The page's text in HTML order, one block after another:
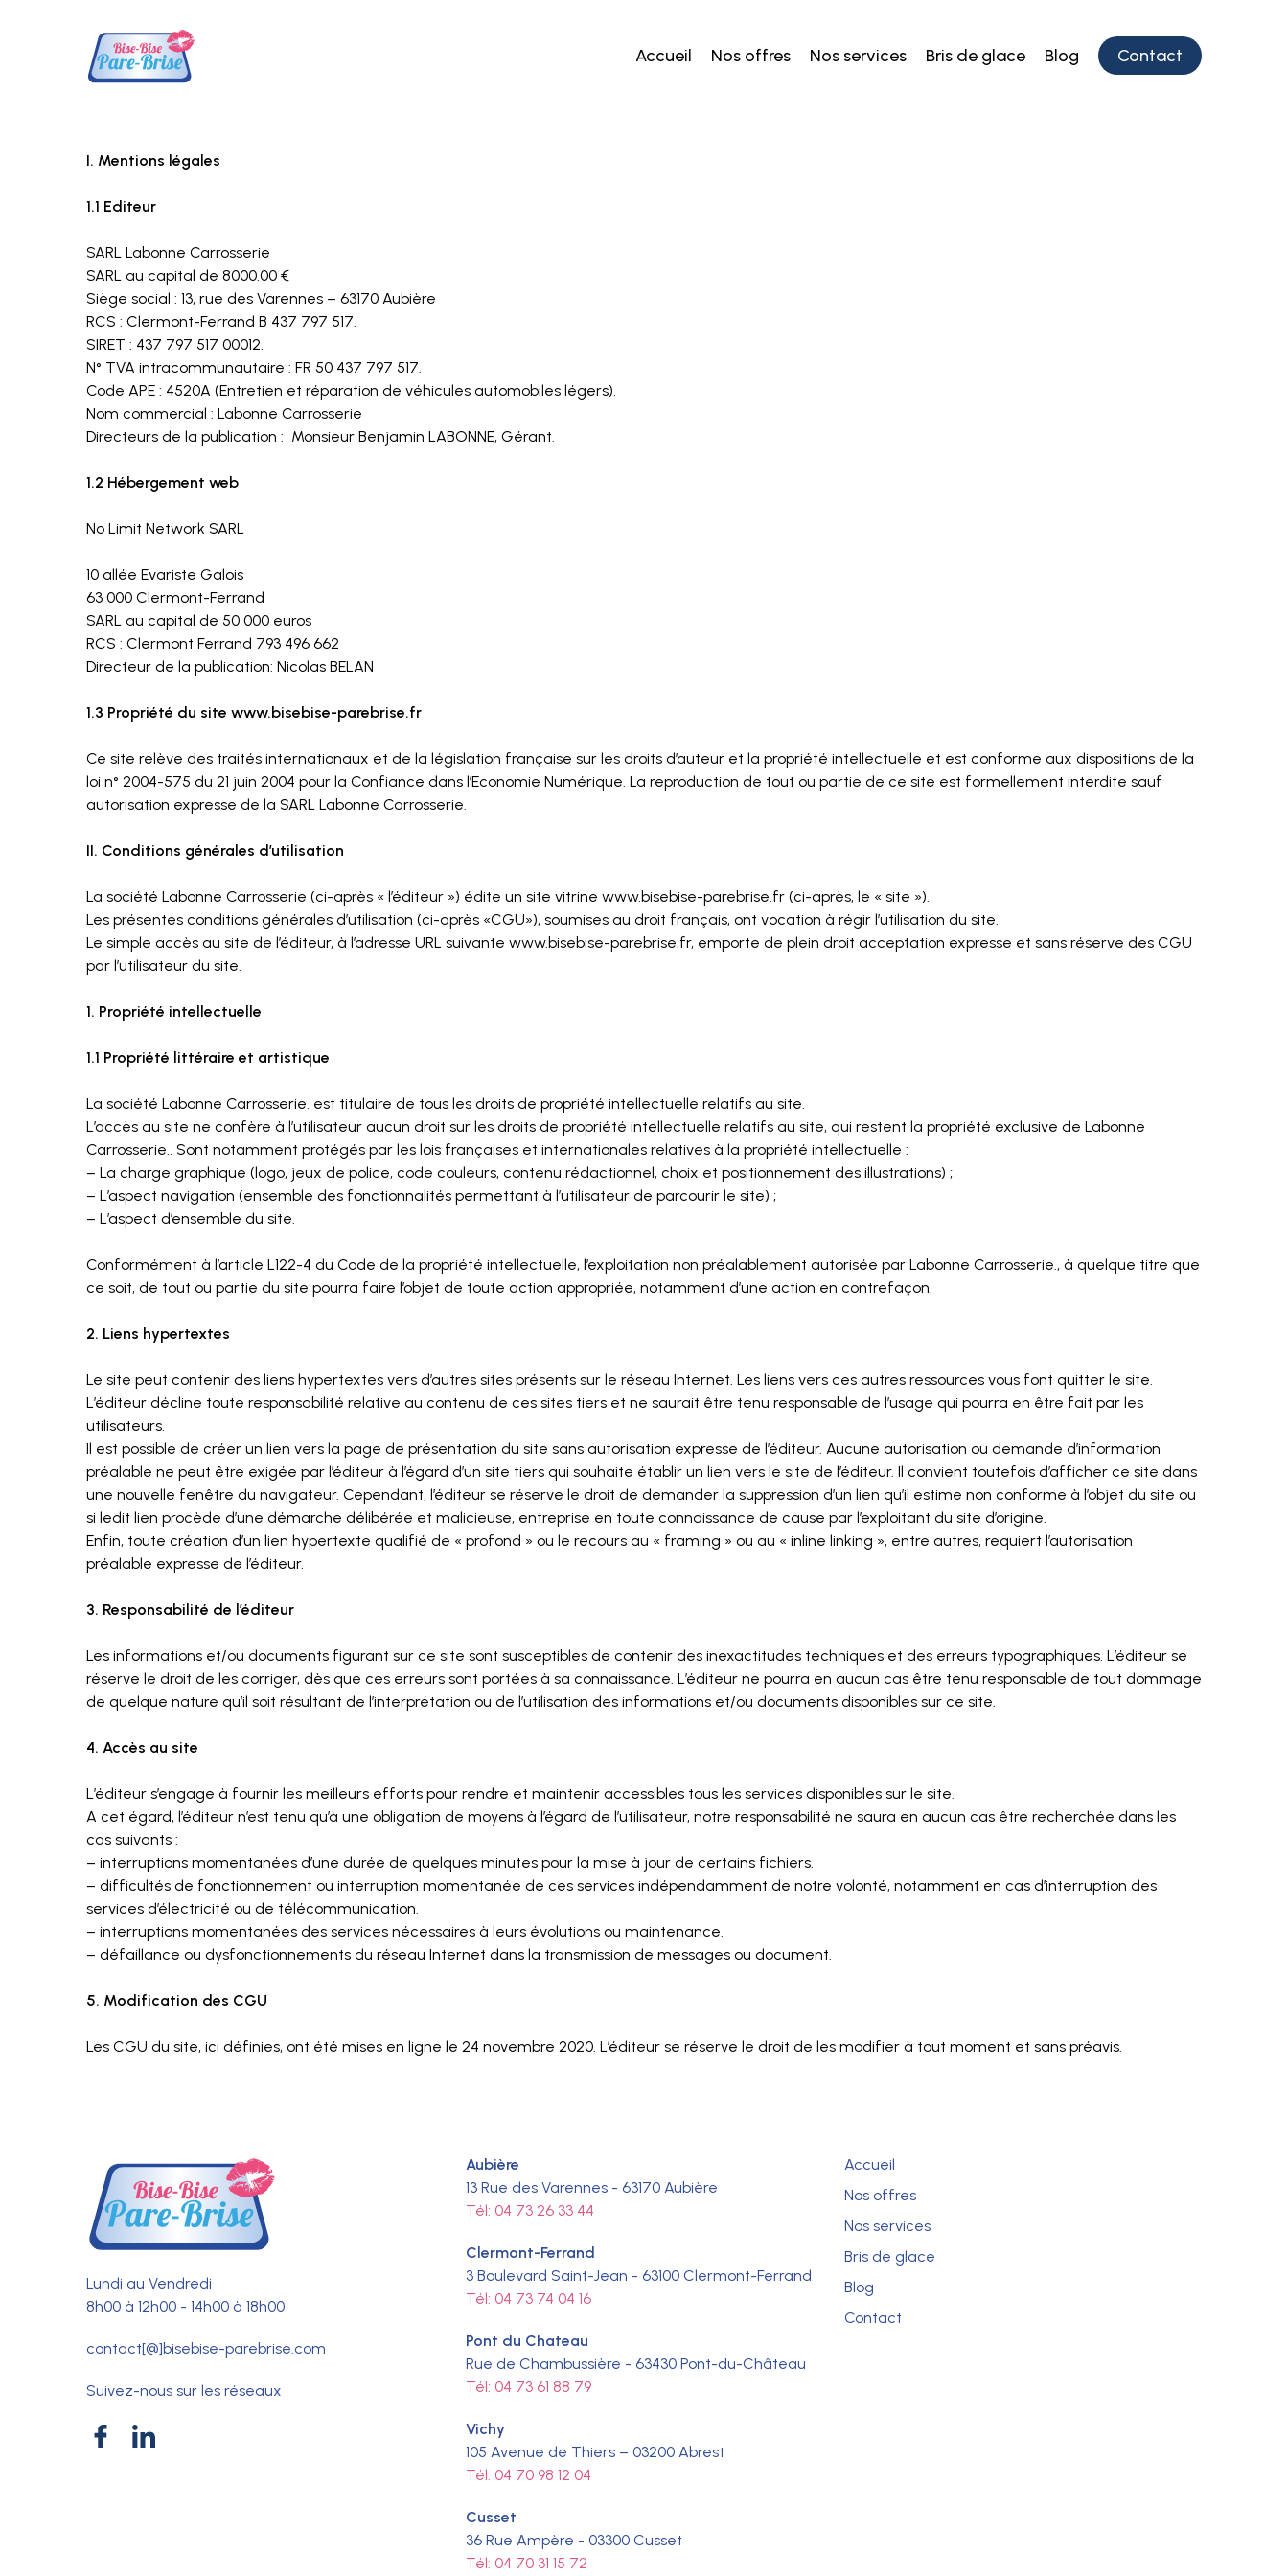
Accueil Nos offres Nos services Bris de glace Blog Contact
I. Mentions légales
1.1 Editeur
SARL Labonne Carrosserie
SARL au capital de 8000.00 €
Siège social : 13, rue des Varennes – 63170 Aubière
RCS : Clermont-Ferrand B 437 797 517.
SIRET : 437 797 517 00012.
N° TVA intracommunautaire : FR 50 437 797 517.
Code APE : 4520A (Entretien et réparation de véhicules automobiles légers).
Nom commercial : Labonne Carrosserie
Directeurs de la publication : Monsieur Benjamin LABONNE, Gérant.
1.2 Hébergement web
No Limit Network SARL
10 allée Evariste Galois
63 000 Clermont-Ferrand
SARL au capital de 50 000 euros
RCS : Clermont Ferrand 793 496 662
Directeur de la publication: Nicolas BELAN
1.3 Propriété du site www.bisebise-parebrise.fr
Ce site relève des traités internationaux et de la législation française sur les droits d’auteur et la propriété intellectuelle et est conforme aux dispositions de la
loi n° 2004-575 du 21 juin 2004 pour la Confiance dans l’Economie Numérique. La reproduction de tout ou partie de ce site est formellement interdite sauf
autorisation expresse de la SARL Labonne Carrosserie.
II. Conditions générales d’utilisation
La société Labonne Carrosserie (ci-après « l’éditeur ») édite un site vitrine www.bisebise-parebrise.fr (ci-après, le « site »).
Les présentes conditions générales d’utilisation (ci-après «CGU»), soumises au droit français, ont vocation à régir l’utilisation du site.
Le simple accès au site de l’éditeur, à l’adresse URL suivante www.bisebise-parebrise.fr, emporte de plein droit acceptation expresse et sans réserve des CGU
par l’utilisateur du site.
1. Propriété intellectuelle
1.1 Propriété littéraire et artistique
La société Labonne Carrosserie. est titulaire de tous les droits de propriété intellectuelle relatifs au site.
L’accès au site ne confère à l’utilisateur aucun droit sur les droits de propriété intellectuelle relatifs au site, qui restent la propriété exclusive de Labonne
Carrosserie.. Sont notamment protégés par les lois françaises et internationales relatives à la propriété intellectuelle :
– La charge graphique (logo, jeux de police, code couleurs, contenu rédactionnel, choix et positionnement des illustrations) ;
– L’aspect navigation (ensemble des fonctionnalités permettant à l’utilisateur de parcourir le site) ;
– L’aspect d’ensemble du site.
Conformément à l’article L122-4 du Code de la propriété intellectuelle, l’exploitation non préalablement autorisée par Labonne Carrosserie., à quelque titre que
ce soit, de tout ou partie du site pourra faire l’objet de toute action appropriée, notamment d’une action en contrefaçon.
2. Liens hypertextes
Le site peut contenir des liens hypertextes vers d’autres sites présents sur le réseau Internet. Les liens vers ces autres ressources vous font quitter le site.
L’éditeur décline toute responsabilité relative au contenu de ces sites tiers et ne saurait être tenu responsable de l’usage qui pourra en être fait par les
utilisateurs.
Il est possible de créer un lien vers la page de présentation du site sans autorisation expresse de l’éditeur. Aucune autorisation ou demande d’information
préalable ne peut être exigée par l’éditeur à l’égard d’un site tiers qui souhaite établir un lien vers le site de l’éditeur. Il convient toutefois d’afficher ce site dans
une nouvelle fenêtre du navigateur. Cependant, l’éditeur se réserve le droit de demander la suppression d’un lien qu’il estime non conforme à l’objet du site ou
si ledit lien procède d’une démarche délibérée et malicieuse, entreprise en toute connaissance de cause par l’exploitant du site d’origine.
Enfin, toute création d’un lien hypertexte qualifié de « profond » ou le recours au « framing » ou au « inline linking », entre autres, requiert l’autorisation
préalable expresse de l’éditeur.
3. Responsabilité de l’éditeur
Les informations et/ou documents figurant sur ce site sont susceptibles de contenir des inexactitudes techniques et des erreurs typographiques. L’éditeur se
réserve le droit de les corriger, dès que ces erreurs sont portées à sa connaissance. L’éditeur ne pourra en aucun cas être tenu responsable de tout dommage
de quelque nature qu’il soit résultant de l’interprétation ou de l’utilisation des informations et/ou documents disponibles sur ce site.
4. Accès au site
L’éditeur s’engage à fournir les meilleurs efforts pour rendre et maintenir accessibles tous les services disponibles sur le site.
A cet égard, l’éditeur n’est tenu qu’à une obligation de moyens à l’égard de l’utilisateur, notre responsabilité ne saura en aucun cas être recherchée dans les
cas suivants :
– interruptions momentanées d’une durée de quelques minutes pour la mise à jour de certains fichiers.
– difficultés de fonctionnement ou interruption momentanée de ces services indépendamment de notre volonté, notamment en cas d’interruption des
services d’électricité ou de télécommunication.
– interruptions momentanées des services nécessaires à leurs évolutions ou maintenance.
– défaillance ou dysfonctionnements du réseau Internet dans la transmission de messages ou document.
5. Modification des CGU
Les CGU du site, ici définies, ont été mises en ligne le 24 novembre 2020. L’éditeur se réserve le droit de les modifier à tout moment et sans préavis.
Lundi au Vendredi
8h00 à 12h00 - 14h00 à 18h00
contact[@]bisebise-parebrise.com
Suivez-nous sur les réseaux
Aubière
13 Rue des Varennes - 63170 Aubière
Tél: 04 73 26 33 44
Clermont-Ferrand
3 Boulevard Saint-Jean - 63100 Clermont-Ferrand
Tél: 04 73 74 04 16
Pont du Chateau
Rue de Chambussière - 63430 Pont-du-Château
Tél: 04 73 61 88 79
Vichy
105 Avenue de Thiers – 03200 Abrest
Tél: 04 70 98 12 04
Cusset
36 Rue Ampère - 03300 Cusset
Tél: 04 70 31 15 72
Accueil
Nos offres
Nos services
Bris de glace
Blog
Contact